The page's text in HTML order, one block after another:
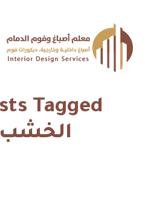
الخشب wpc"